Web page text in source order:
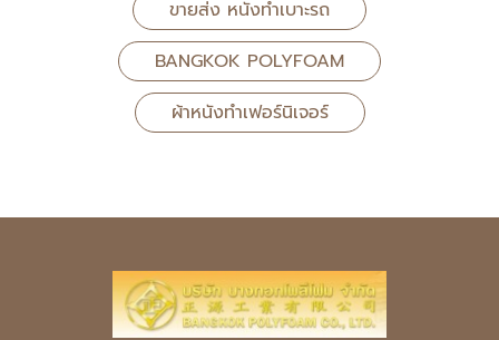
ขายส่ง หนังทำเบาะรถ
BANGKOK POLYFOAM
ผ้าหนังทำเฟอร์นิเจอร์